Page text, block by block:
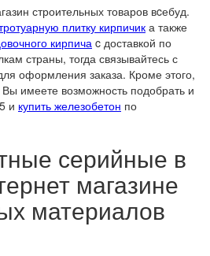
строительных товаров вcебуд.
плитку кирпичика также
кирпича c доставкой по
страны, тогда связывайтесь с
оформления заказа. Кроме этого,
Вы имеете возможность подобрать и
и купить железобетон по
серийные в
магазине
материалов